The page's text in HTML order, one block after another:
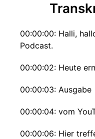
00:00:00: Halli,
Podcast.
00:00:02: Heute
00:00:03: Ausgabe
00:00:04: vom
00:00:06: Hier